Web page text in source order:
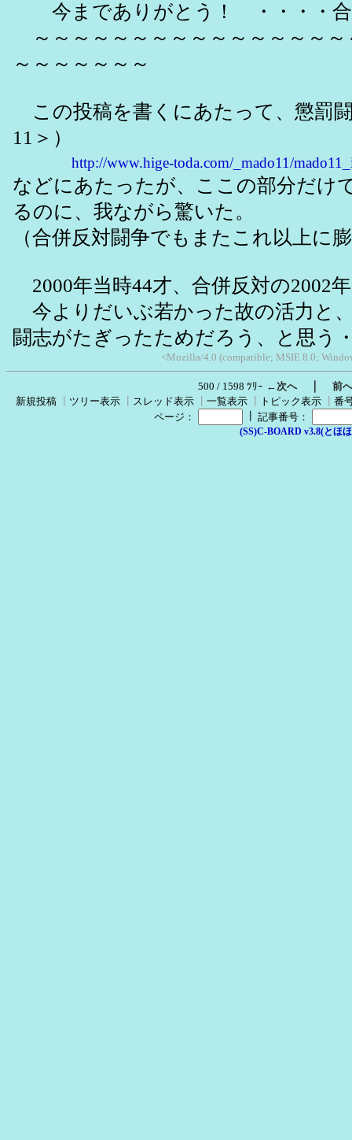
今までありがとう！ ・・・・合
～～～～～～～～～～～～～～～
～～～～～～～
この投稿を書くにあたって、懲罰
11＞）
http://www.hige-toda.com/_mado11/
などにあたったが、ここの部分だけ
るのに、我ながら驚いた。
（合併反対闘争でもまたこれ以上に
2000年当時44才、合併反対の2002
今よりだいぶ若かった故の活力と
闘志がたぎったためだろう、と思う
<Mozilla/4.0 (compatible; MSIE 8.0;
500 / 1598 ﾂﾘｰ ←次へ｜ 前
新規投稿
ツリー表示 スレッド表示 一覧表示 トピック表示
番
ページ：
記事番号：
(SS)C-BOARD v3.8(とほ